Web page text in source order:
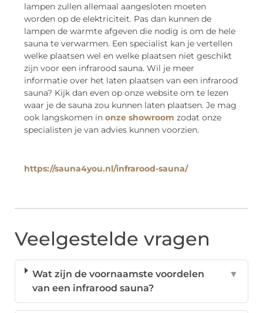
lampen zullen allemaal aangesloten moeten
worden op de elektriciteit. Pas dan kunnen de
lampen de warmte afgeven die nodig is om de hele
sauna te verwarmen. Een specialist kan je vertellen
welke plaatsen wel en welke plaatsen niet geschikt
zijn voor een infrarood sauna. Wil je meer
informatie over het laten plaatsen van een infrarood
sauna? Kijk dan even op onze website om te lezen
waar je de sauna zou kunnen laten plaatsen. Je mag
ook langskomen in onze showroom zodat onze
specialisten je van advies kunnen voorzien.
https://sauna4you.nl/infrarood-sauna/
Veelgestelde vragen
Wat zijn de voornaamste voordelen
van een infrarood sauna?
▼